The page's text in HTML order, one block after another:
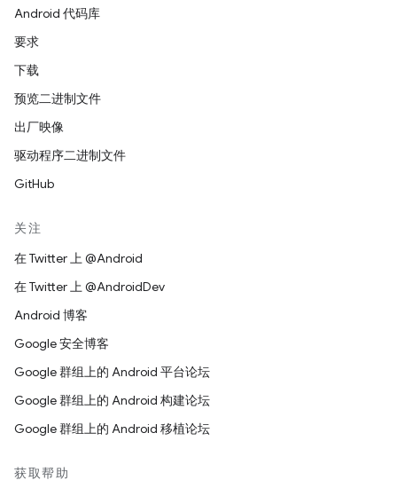
Android 代码库
要求
下载
预览二进制文件
出厂映像
驱动程序二进制文件
GitHub
关注
在 Twitter 上 @Android
在 Twitter 上 @AndroidDev
Android 博客
Google 安全博客
Google 群组上的 Android 平台论坛
Google 群组上的 Android 构建论坛
Google 群组上的 Android 移植论坛
获取帮助